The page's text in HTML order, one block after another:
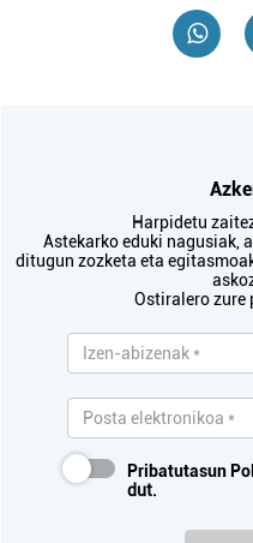
Harpidetu
Astekarko eduki nagusiak,
ditugun zozketa eta
Ostiralero zure
Pribatutasun
dut.